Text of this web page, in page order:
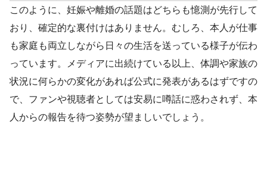
このように、妊娠や離婚の話題はどちらも憶測が先行して
おり、確定的な裏付けはありません。むしろ、本人が仕事
も家庭も両立しながら日々の生活を送っている様子が伝わ
っています。メディアに出続けている以上、体調や家族の
状況に何らかの変化があれば公式に発表があるはずですの
で、ファンや視聴者としては安易に噂話に惑わされず、本
人からの報告を待つ姿勢が望ましいでしょう。